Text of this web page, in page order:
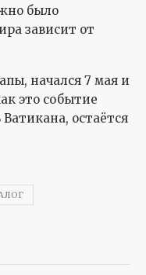
было
зависит от
начался 7 мая и
это событие
остаётся